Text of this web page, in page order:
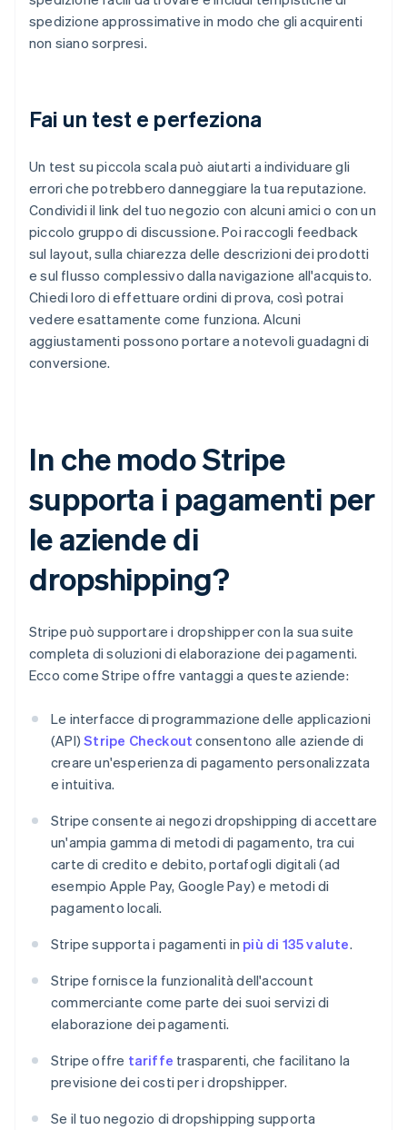
spedizione approssimative in modo che gli acquirenti
non siano sorpresi.
Fai un test e perfeziona
Un test su piccola scala può aiutarti a individuare gli
errori che potrebbero danneggiare la tua reputazione.
Condividi il link del tuo negozio con alcuni amici o con un
piccolo gruppo di discussione. Poi raccogli feedback
sul layout, sulla chiarezza delle descrizioni dei prodotti
e sul flusso complessivo dalla navigazione all'acquisto.
Chiedi loro di effettuare ordini di prova, così potrai
vedere esattamente come funziona. Alcuni
aggiustamenti possono portare a notevoli guadagni di
conversione.
In che modo Stripe
supporta i pagamenti per
le aziende di
dropshipping?
Stripe può supportare i dropshipper con la sua suite
completa di soluzioni di elaborazione dei pagamenti.
Ecco come Stripe offre vantaggi a queste aziende:
Le interfacce di programmazione delle applicazioni
(API)Stripe Checkout consentono alle aziende di
creare un'esperienza di pagamento personalizzata
e intuitiva.
Stripe consente ai negozi dropshipping di accettare
un'ampia gamma di metodi di pagamento, tra cui
carte di credito e debito, portafogli digitali (ad
esempio Apple Pay, Google Pay) e metodi di
pagamento locali.
Stripe supporta i pagamenti in più di 135 valute.
Stripe fornisce la funzionalità dell'account
commerciante come parte dei suoi servizi di
elaborazione dei pagamenti.
Stripe offre tariffe trasparenti, che facilitano la
previsione dei costi per i dropshipper.
Se il tuo negozio di dropshipping supporta